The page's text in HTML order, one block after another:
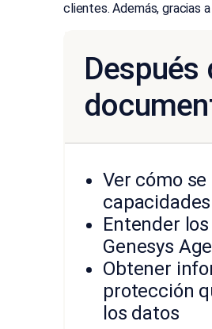
clientes. Además, gracias
Después
Ver cómo
Entender
Genesys
Obtener
protección
los datos